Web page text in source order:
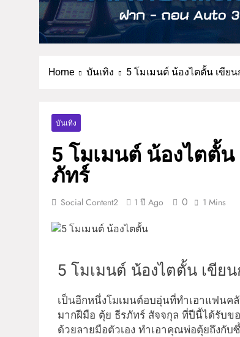
Home บันเทิง 5 โมเมนต์ น้องไตตั้น เขีย
บันเทิง
5 โมเมนต์ น้องไตตั้
ภัทร์
Social Content2 1 ปี Ago 0 1 Mins
5 โมเมนต์ น้องไตตั้น เขีย
เป็นอีกหนึ่งโมเมนต์อบอุ่นที่ทำเอาแฟนค
มากฝีมือ ตุ้ย ธีรภัทร์ สัจจกุล ที่ปีนี้ได้รับข
ด้วยลายมือตัวเอง ทำเอาคุณพ่อตุ้ยถึงกับ